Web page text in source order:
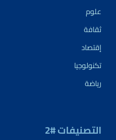
علوم
ثقافة
إقتصاد
تكنولوجيا
رياضة
التصنيفات #2